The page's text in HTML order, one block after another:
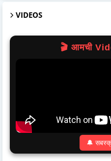
VIDEOS
🎬 आमची
🔔